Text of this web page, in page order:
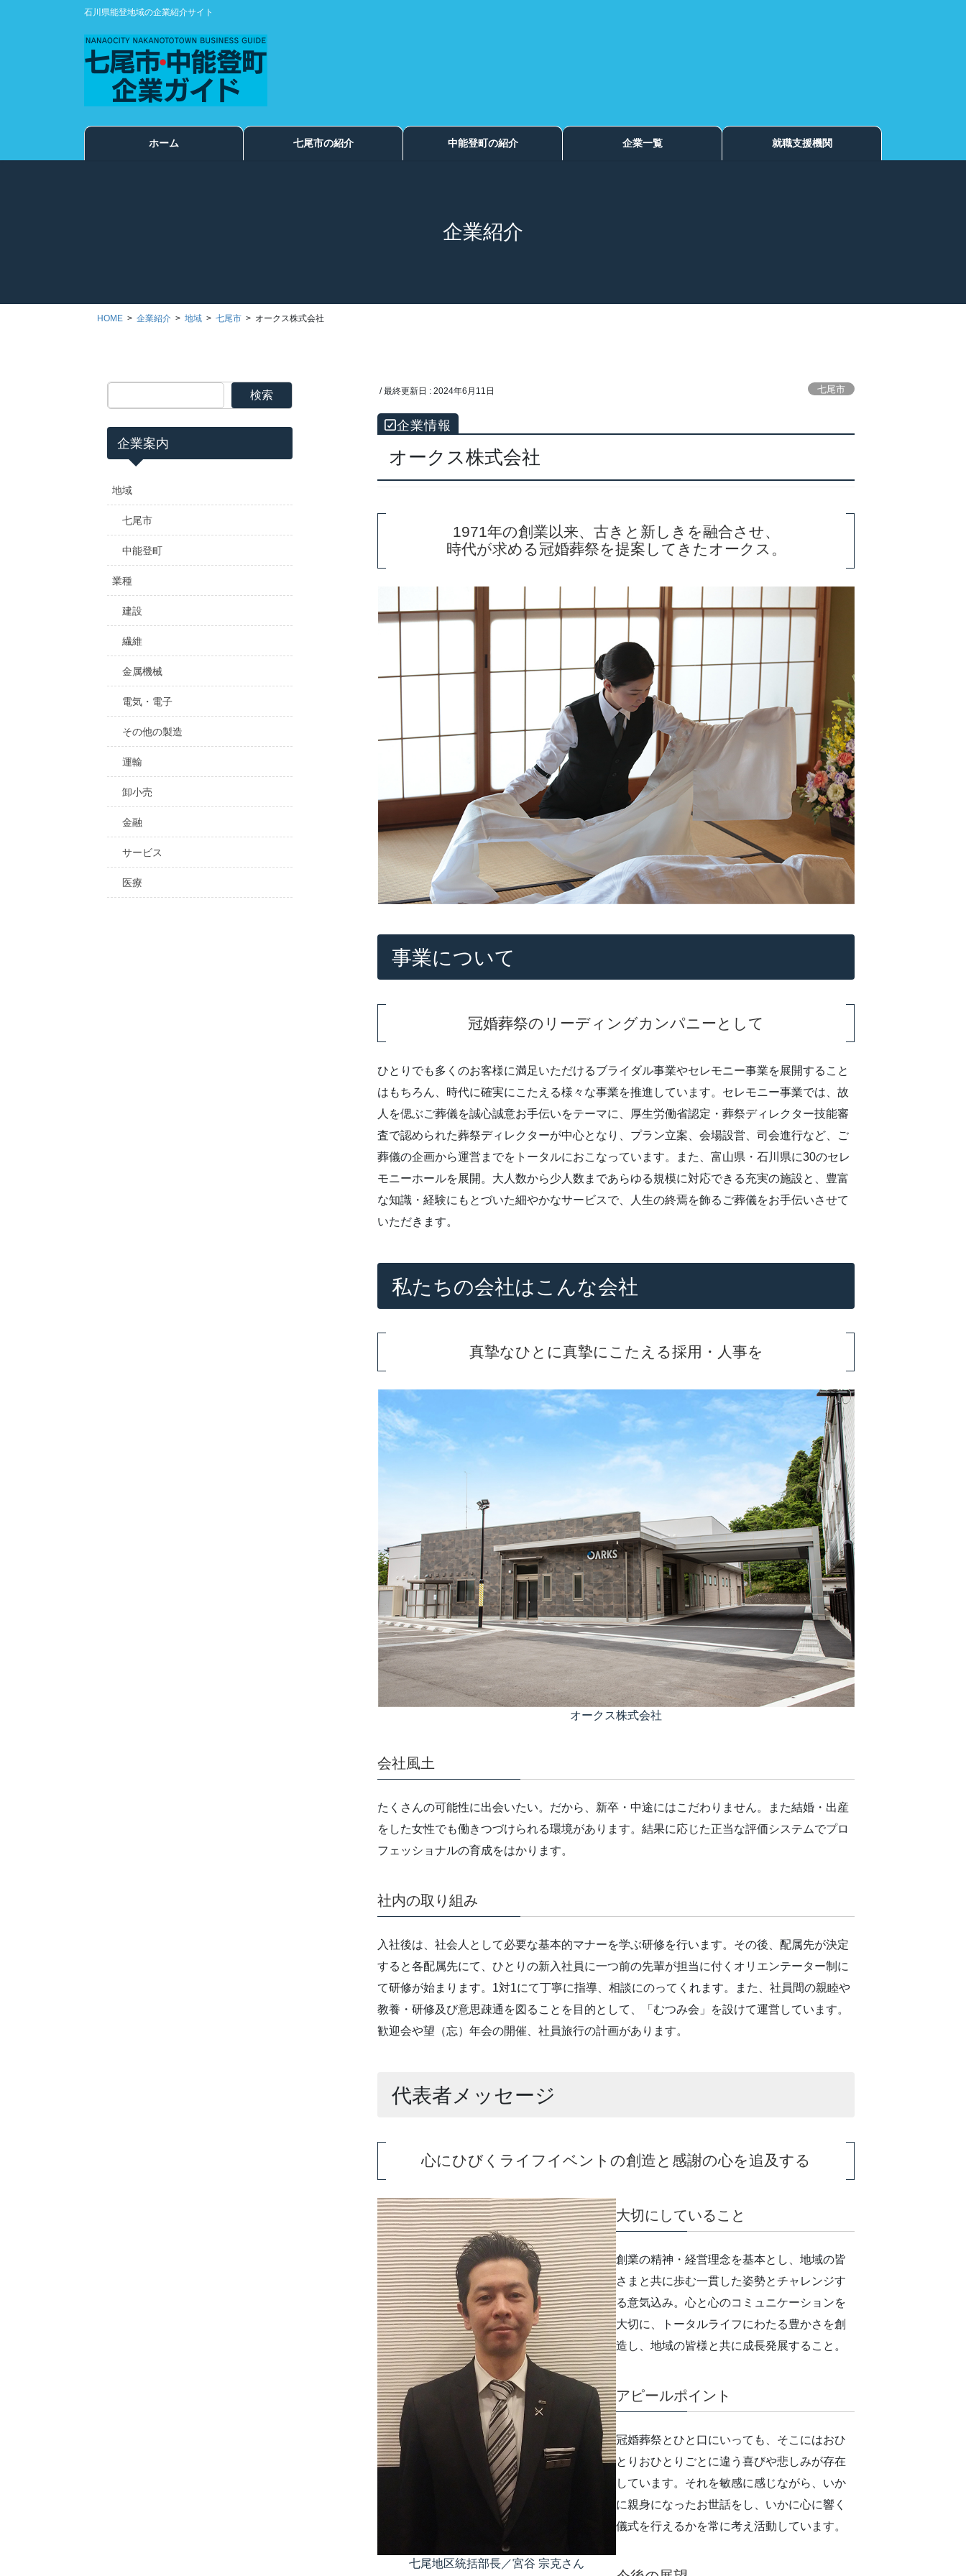
動
石川県能登地域の企業紹介サイト
ホーム 七尾市の紹介 中能登町の紹介 企業一覧 就職支援機関
企業紹介
HOME 企業紹介 地域 七尾市 オークス株式会社
/ 最終更新日 :2024年6月11日 七尾市
オークス株式会社
1971年の創業以来、古きと新しきを融合させ、
時代が求める冠婚葬祭を提案してきたオークス。
事業について
冠婚葬祭のリーディングカンパニーとして
ひとりでも多くのお客様に満足いただけるブライダル事業やセレモニー事業を展開すること
はもちろん、時代に確実にこたえる様々な事業を推進しています。セレモニー事業では、故
人を偲ぶご葬儀を誠心誠意お手伝いをテーマに、厚生労働省認定・葬祭ディレクター技能審
査で認められた葬祭ディレクターが中心となり、プラン立案、会場設営、司会進行など、ご
葬儀の企画から運営までをトータルにおこなっています。また、富山県・石川県に30のセレ
モニーホールを展開。大人数から少人数まであらゆる規模に対応できる充実の施設と、豊富
な知識・経験にもとづいた細やかなサービスで、人生の終焉を飾るご葬儀をお手伝いさせて
いただきます。
私たちの会社はこんな会社
真摯なひとに真摯にこたえる採用・人事を
オークス株式会社
会社風土
たくさんの可能性に出会いたい。だから、新卒・中途にはこだわりません。また結婚・出産
をした女性でも働きつづけられる環境があります。結果に応じた正当な評価システムでプロ
フェッショナルの育成をはかります。
社内の取り組み
入社後は、社会人として必要な基本的マナーを学ぶ研修を行います。その後、配属先が決定
すると各配属先にて、ひとりの新入社員に一つ前の先輩が担当に付くオリエンテーター制に
て研修が始まります。1対1にて丁寧に指導、相談にのってくれます。また、社員間の親睦や
教養・研修及び意思疎通を図ることを目的として、「むつみ会」を設けて運営しています。
歓迎会や望（忘）年会の開催、社員旅行の計画があります。
代表者メッセージ
心にひびくライフイベントの創造と感謝の心を追及する
七尾地区統括部長／宮谷 宗克さん
大切にしていること
創業の精神・経営理念を基本とし、地域の皆
さまと共に歩む一貫した姿勢とチャレンジす
る意気込み。心と心のコミュニケーションを
大切に、トータルライフにわたる豊かさを創
造し、地域の皆様と共に成長発展すること。
アピールポイント
冠婚葬祭とひと口にいっても、そこにはおひ
とりおひとりごとに違う喜びや悲しみが存在
しています。それを敏感に感じながら、いか
に親身になったお世話をし、いかに心に響く
儀式を行えるかを常に考え活動しています。
検索
企業案内
地域
七尾市
中能登町
業種
建設
繊維
金属機械
電気・電子
その他の製造
運輸
卸小売
金融
サービス
医療